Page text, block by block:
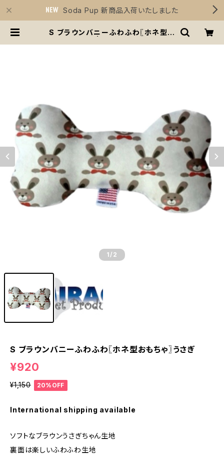
Soda Pup 新商品入荷いたしました
S ブラウンバニーふわふわ〖ホネ型お
1 /2
S ブラウンバニーふわふわ〖ホネ型おもちゃ〗うさぎ
¥920
¥1,150 20%OFF
International shipping available
ソフトなブラウンうさぎちゃん生地
裏面は楽しいふわふわ生地